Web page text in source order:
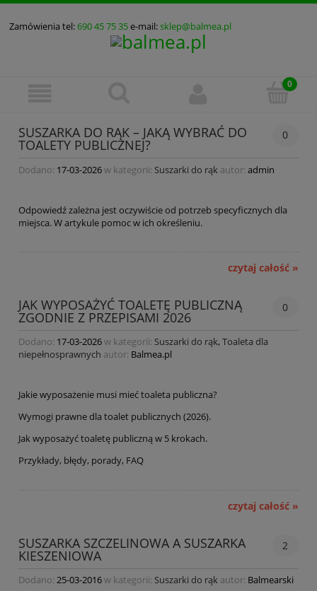
Zamówienia tel:690 45 75 35e-mail:sklep@balmea.pl
SUSZARKA DO RĄK – JAKĄ WYBRAĆ DO
TOALETY PUBLICZNEJ?
0
Dodano: 17-03-2026w kategorii: Suszarki do rąk autor: admin
Odpowiedź zależna jest oczywiście od potrzeb specyficznych dla
miejsca. W artykule pomoc w ich określeniu.
czytaj całość »
JAK WYPOSAŻYĆ TOALETĘ PUBLICZNĄ
ZGODNIE Z PRZEPISAMI 2026
0
Dodano: 17-03-2026w kategorii: Suszarki do rąk, Toaleta dla
niepełnosprawnych autor: Balmea.pl
Jakie wyposażenie musi mieć toaleta publiczna?
Wymogi prawne dla toalet publicznych (2026).
Jak wyposażyć toaletę publiczną w 5 krokach.
Przykłady, błędy, porady, FAQ
czytaj całość »
SUSZARKA SZCZELINOWA A SUSZARKA
KIESZENIOWA
2
Dodano: 25-03-2016w kategorii: Suszarki do rąk autor: Balmearski